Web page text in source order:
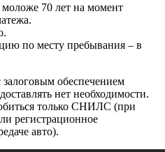
70 лет на момент
по месту пребывания – в
обеспечением
нет необходимости.
только СНИЛС (при
регистрационное
авто).